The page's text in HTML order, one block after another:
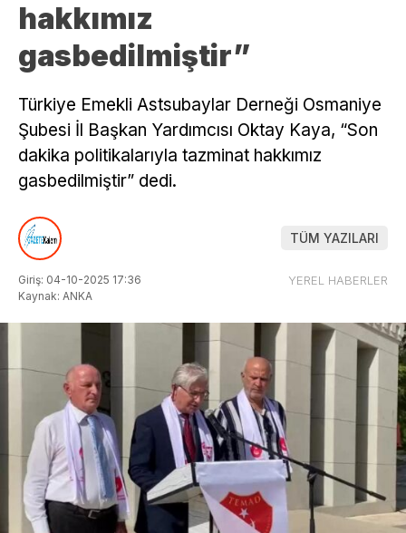
hakkımız
gasbedilmiştir”
Türkiye Emekli Astsubaylar Derneği Osmaniye
Şubesi İl Başkan Yardımcısı Oktay Kaya, “Son
dakika politikalarıyla tazminat hakkımız
gasbedilmiştir” dedi.
TÜM YAZILARI
Giriş: 04-10-2025 17:36
Kaynak: ANKA
YEREL HABERLER